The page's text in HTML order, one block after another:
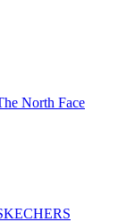
North Face